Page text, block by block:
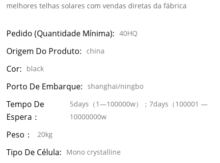
melhores telhas solares com vendas diretas da fábrica
Pedido (quantidade Mínima): 40HQ
Origem Do Produto: china
Cor: black
Porto De Embarque: shanghai/ningbo
Tempo De
Espera：
5days（1—100000w）；7days（100001 —
10000000w
Peso： 20kg
Tipo De Célula: Mono crystalline